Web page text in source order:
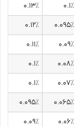
۰.۱٪
۰.۱۳٪
۰.۰۹۵٪
۰.۱۲٪
۰.۰۹٪
۰.۱۱٪
۰.۰۸٪
۰.۱٪
۰.۰۷٪
۰.۱٪
۰.۰۶۵٪
۰.۰۹۵٪
۰.۰۶٪ ۰.۰۹٪